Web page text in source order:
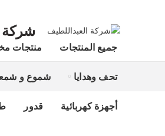
شركة
جميع المنتجات منتجات
تحف وهدايا شموع و
أجهزة كهربائية قدور